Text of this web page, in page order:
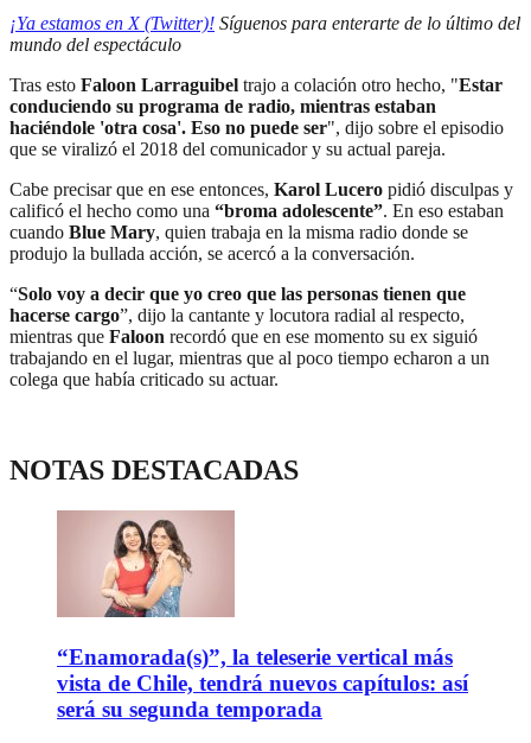
¡Ya estamos en X (Twitter)! Síguenos para enterarte de lo último del
mundo del espectáculo
Tras esto Faloon Larraguibel trajo a colación otro hecho, "Estar
conduciendo su programa de radio, mientras estaban
haciéndole 'otra cosa'. Eso no puede ser", dijo sobre el episodio
que se viralizó el 2018 del comunicador y su actual pareja.
Cabe precisar que en ese entonces, Karol Lucero pidió disculpas y
calificó el hecho como una “broma adolescente”. En eso estaban
cuando Blue Mary, quien trabaja en la misma radio donde se
produjo la bullada acción, se acercó a la conversación.
“Solo voy a decir que yo creo que las personas tienen que
hacerse cargo”, dijo la cantante y locutora radial al respecto,
mientras que Faloon recordó que en ese momento su ex siguió
trabajando en el lugar, mientras que al poco tiempo echaron a un
colega que había criticado su actuar.
NOTAS DESTACADAS
“Enamorada(s)”, la teleserie vertical más
vista de Chile, tendrá nuevos capítulos: así
será su segunda temporada